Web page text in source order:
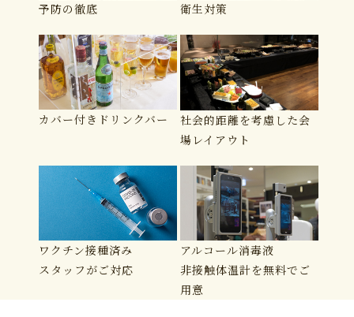
予防の徹底 衛生対策
カバー付きドリンクバー 社会的距離を考慮した会
場レイアウト
ワクチン接種済み
スタッフがご対応
アルコール消毒液
非接触体温計を無料でご
用意